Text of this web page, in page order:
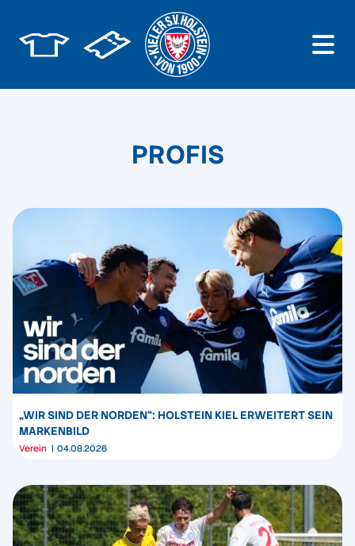
PROFIS
„WIR SIND DER NORDEN“: HOLSTEIN KIEL ERWEITERT SEIN
MARKENBILD
Verein 04.08.2026